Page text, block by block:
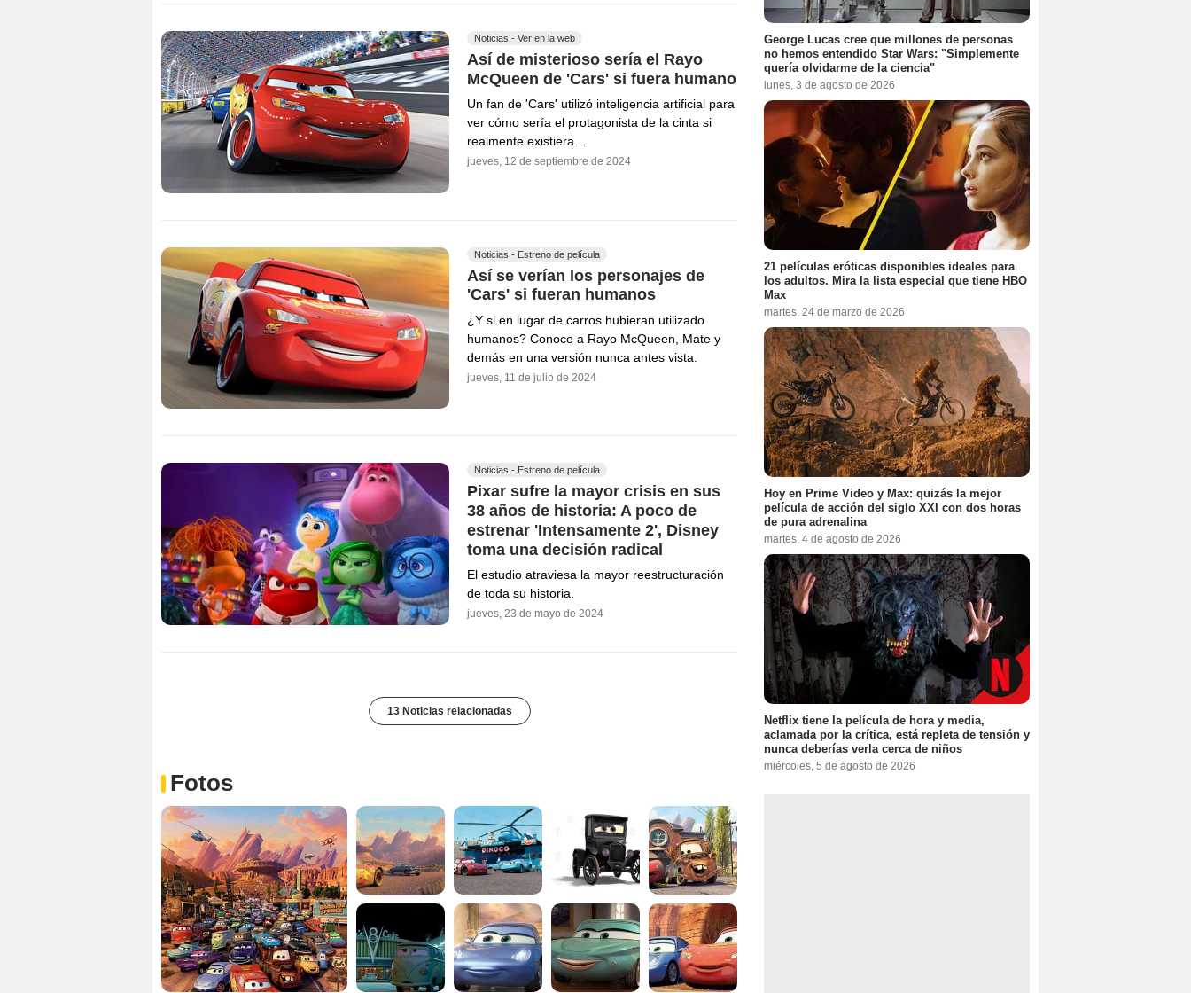
Noticias - Ver en la web
Así de misterioso sería el Rayo
McQueen de 'Cars' si fuera humano
Un fan de 'Cars' utilizó inteligencia artificial para
ver cómo sería el protagonista de la cinta si
realmente existiera…
jueves, 12 de septiembre de 2024
Noticias - Estreno de película
Así se verían los personajes de
'Cars' si fueran humanos
¿Y si en lugar de carros hubieran utilizado
humanos? Conoce a Rayo McQueen, Mate y
demás en una versión nunca antes vista.
jueves, 11 de julio de 2024
Noticias - Estreno de película
Pixar sufre la mayor crisis en sus
38 años de historia: A poco de
estrenar 'Intensamente 2', Disney
toma una decisión radical
El estudio atraviesa la mayor reestructuración
de toda su historia.
jueves, 23 de mayo de 2024
13 Noticias relacionadas
Fotos
George Lucas cree que millones de personas
no hemos entendido Star Wars: "Simplemente
quería olvidarme de la ciencia"
lunes, 3 de agosto de 2026
21 películas eróticas disponibles ideales para
los adultos. Mira la lista especial que tiene HBO
Max
martes, 24 de marzo de 2026
Hoy en Prime Video y Max: quizás la mejor
película de acción del siglo XXI con dos horas
de pura adrenalina
martes, 4 de agosto de 2026
Netflix tiene la película de hora y media,
aclamada por la crítica, está repleta de tensión y
nunca deberías verla cerca de niños
miércoles, 5 de agosto de 2026